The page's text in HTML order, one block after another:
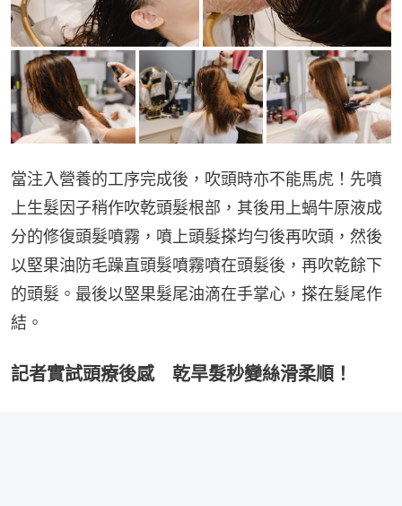
當注入營養的工序完成後，吹頭時亦不能馬虎！先噴
上生髮因子稍作吹乾頭髮根部，其後用上蝸牛原液成
分的修復頭髮噴霧，噴上頭髮搽均勻後再吹頭，然後
以堅果油防毛躁直頭髮噴霧噴在頭髮後，再吹乾餘下
的頭髮。最後以堅果髮尾油滴在手掌心，搽在髮尾作
結。
記者實試頭療後感 乾旱髮秒變絲滑柔順！